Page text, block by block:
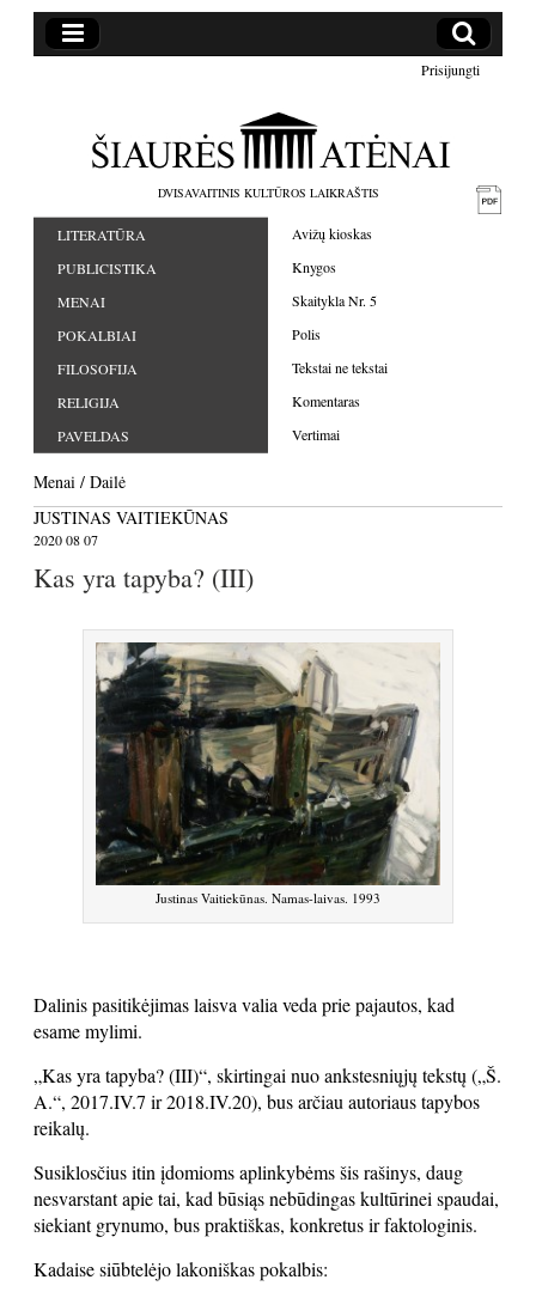
Prisijungti
DVISAVAITINIS KULTŪROS LAIKRAŠTIS
LITERATŪRA
PUBLICISTIKA
MENAI
POKALBIAI
FILOSOFIJA
RELIGIJA
PAVELDAS
Avižų kioskas
Knygos
Skaitykla Nr. 5
Polis
Tekstai ne tekstai
Komentaras
Vertimai
Menai / Dailė
JUSTINAS VAITIEKŪNAS
2020 08 07
Kas yra tapyba? (III)
Justinas Vaitiekūnas. Namas-laivas. 1993
Dalinis pasitikėjimas laisva valia veda prie pajautos, kad
esame mylimi.
„Kas yra tapyba? (III)“, skirtingai nuo ankstesniųjų tekstų („Š.
A.“, 2017.IV.7 ir 2018.IV.20), bus arčiau autoriaus tapybos
reikalų.
Susiklosčius itin įdomioms aplinkybėms šis rašinys, daug
nesvarstant apie tai, kad būsiąs nebūdingas kultūrinei spaudai,
siekiant grynumo, bus praktiškas, konkretus ir faktologinis.
Kadaise siūbtelėjo lakoniškas pokalbis: